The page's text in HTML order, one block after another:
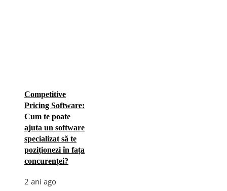
Competitive
Pricing Software:
Cum te poate
ajuta un software
specializat să te
poziționezi în fața
concurenței?
2 ani ago